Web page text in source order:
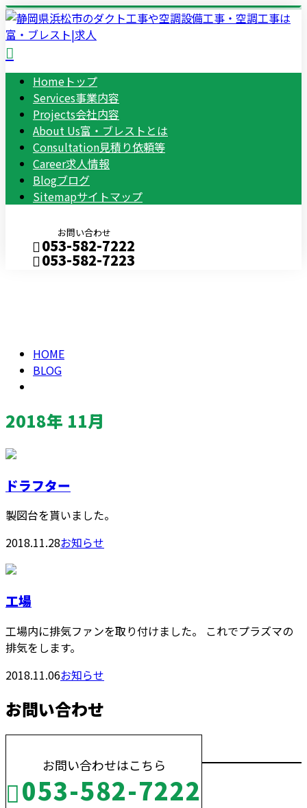
Home トップ
Services事業内容
Projects会社内容
About Us富・ブレストとは
Consultation見積り依頼等
Career求人情報
Blogブログ
Sitemapサイトマップ
お問い合わせ
053-582-7222
053-582-7223
HOME
BLOG
2018年 11月
ドラフター
製図台を貰いました。
2018.11.28お知らせ
工場
工場内に排気ファンを取り付けました。 これでプラズマの
排気をします。
2018.11.06お知らせ
お問い合わせ
お問い合わせはこちら
053-582-7222